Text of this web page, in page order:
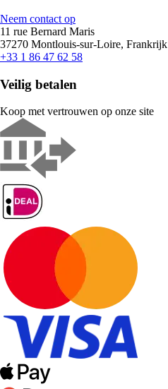
Neem contact op
11 rue Bernard Maris
37270 Montlouis-sur-Loire, Frankrijk
+33 1 86 47 62 58
Veilig betalen
Koop met vertrouwen op onze site